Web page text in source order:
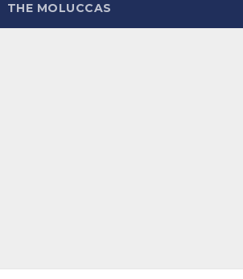
THE MOLUCCAS